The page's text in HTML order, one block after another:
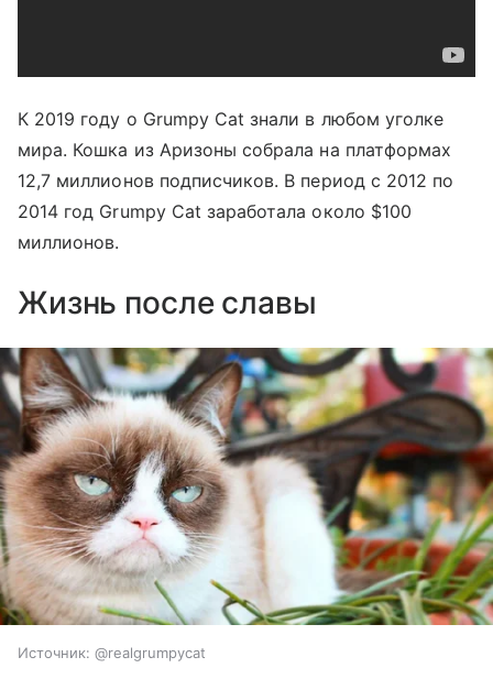
К 2019 году о Grumpy Cat знали в любом уголке
мира. Кошка из Аризоны собрала на платформах
12,7 миллионов подписчиков. В период с 2012 по
2014 год Grumpy Cat заработала около $100
миллионов.
Жизнь после славы
Источник: @realgrumpycat